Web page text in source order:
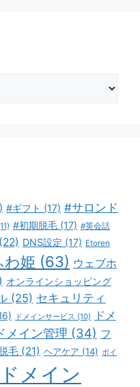
#ギフト (17) #サロンド
#初期脱毛 (17) #英会話
(22) DNS設定 (17) Etoren
わ姫 (63) ウェブホ
オンラインショッピング
(25) セキュリティ
ドメインサービス (10)
ドメ
メイン管理 (34) フ
毛 (21) ヘアケア (14) ボイ
メイン